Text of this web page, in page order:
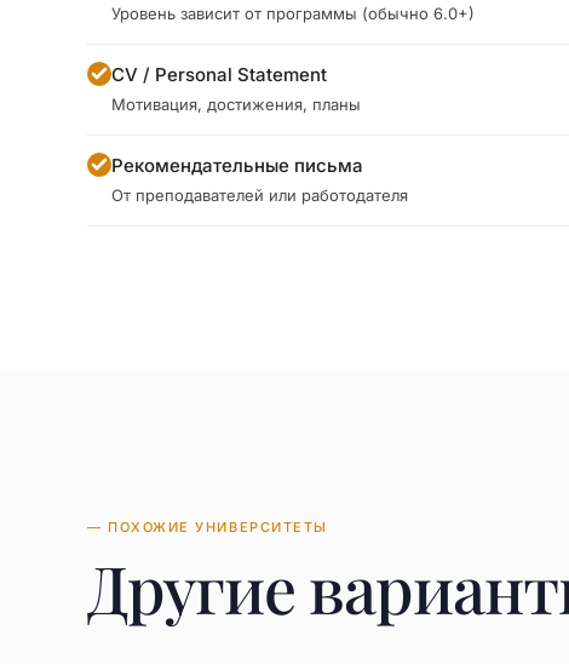
Уровень зависит от программы (обычно 6.0+)
CV / Personal Statement
Мотивация, достижения, планы
Рекомендательные письма
От преподавателей или работодателя
— ПОХОЖИЕ УНИВЕРСИТЕТЫ
Другие